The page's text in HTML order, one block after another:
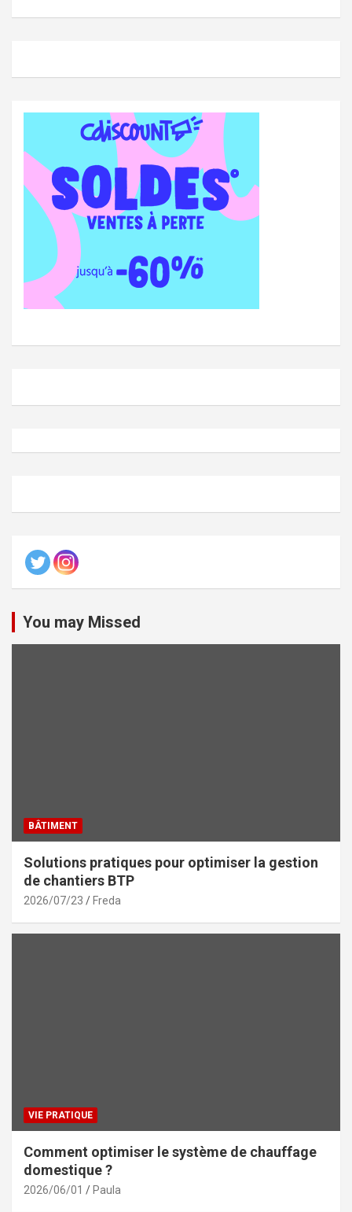
You may Missed
BÂTIMENT
Solutions pratiques pour optimiser la gestion
de chantiers BTP
2026/07/23 Freda
VIE PRATIQUE
Comment optimiser le système de chauffage
domestique ?
2026/06/01 Paula